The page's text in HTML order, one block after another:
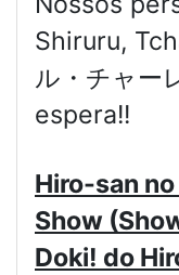
Shiruru,
ル・チャー
espera!!
Hiro-san
Show
Doki! do